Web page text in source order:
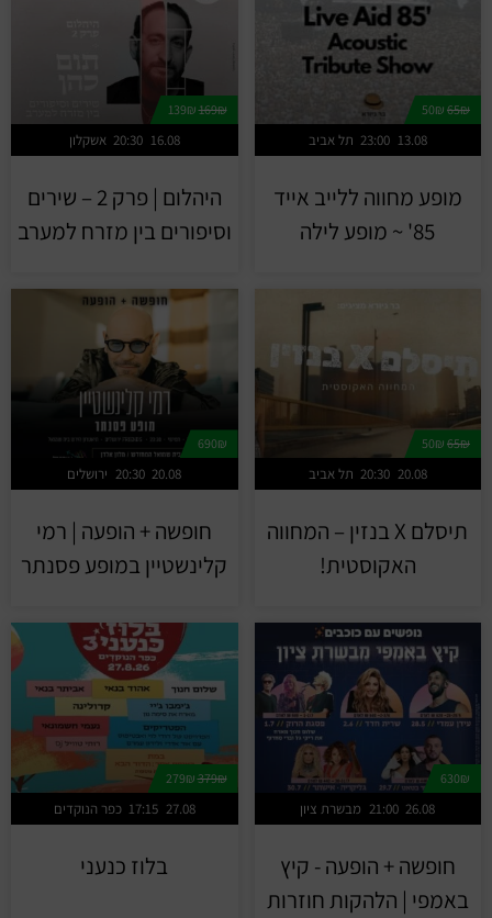
65₪
תל אביב 23:00 13.08
מופע מחווה ללייב אייד
85' ~ מופע לילה
169₪
139₪
אשקלון 20:30 16.08
היהלום | פרק 2 – שירים
וסיפורים בין מזרח למערב
65₪
תל אביב 20:30 20.08
תיסלם X בנזין – המחווה
האקוסטית!
690₪
ירושלים 20:30 20.08
חופשה + הופעה | רמי
קלינשטיין במופע פסנתר
630₪
מבשרת ציון 21:00 26.08
חופשה + הופעה - קיץ
באמפי | הלהקות חוזרות
379₪
279₪
כפר הנוקדים 17:15 27.08
בלוז כנעני